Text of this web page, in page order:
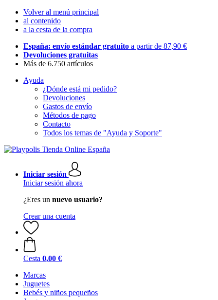
Volver al menú principal
al contenido
a la cesta de la compra
España: envío estándar gratuito a partir de 87,90 €
Devoluciones gratuitas
Más de 6.750 artículos
Ayuda
¿Dónde está mi pedido?
Devoluciones
Gastos de envío
Métodos de pago
Contacto
Todos los temas de "Ayuda y Soporte"
Iniciar sesión
Iniciar sesión ahora
¿Eres un nuevo usuario?
Crear una cuenta
Cesta 0,00 €
Marcas
Juguetes
Bebés y niños pequeños